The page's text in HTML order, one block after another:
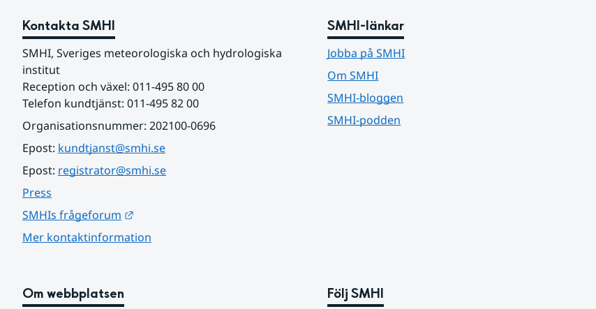
Kontakta SMHI
SMHI, Sveriges meteorologiska och hydrologiska
institut
Reception och växel: 011-495 80 00
Telefon kundtjänst: 011-495 82 00
Organisationsnummer: 202100-0696
Epost: kundtjanst@smhi.se
Epost: registrator@smhi.se
Press
SMHIs frågeforum
Mer kontaktinformation
SMHI-länkar
Jobba på SMHI
Om SMHI
SMHI-bloggen
SMHI-podden
Om webbplatsen Följ SMHI